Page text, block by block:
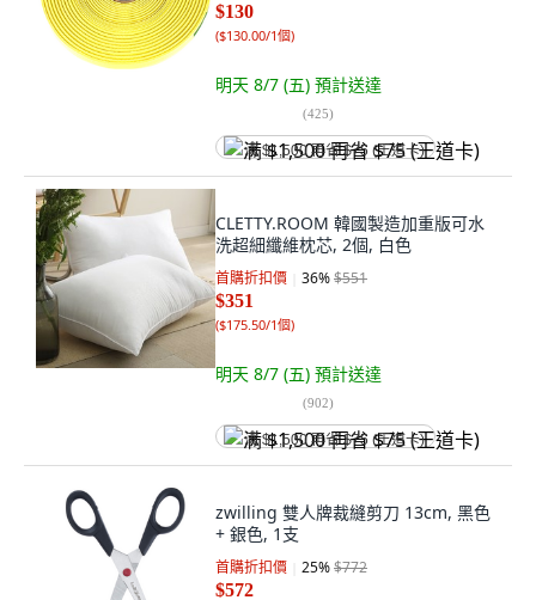
$130
($130.00/1個)
明天 8/7 (五) 預計送達
(425)
满 $1,500 再省 $75 (王道卡)
CLETTY.ROOM 韓國製造加重版可水
洗超細纖維枕芯, 2個, 白色
首購折扣價 36%$551
$351
($175.50/1個)
明天 8/7 (五) 預計送達
(902)
满 $1,500 再省 $75 (王道卡)
zwilling 雙人牌裁縫剪刀 13cm, 黑色
+ 銀色, 1支
首購折扣價 25%$772
$572